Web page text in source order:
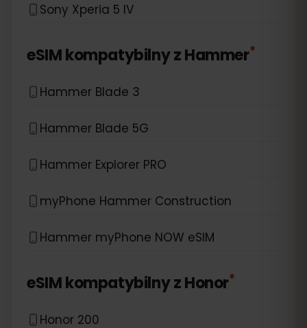
Sony Xperia 5 IV
eSIM kompatybilny zHammer*
Hammer Blade 3
Hammer Blade 5G
Hammer Explorer PRO
myPhone Hammer Construction
Hammer myPhone NOW eSIM
eSIM kompatybilny zHonor*
Honor 200